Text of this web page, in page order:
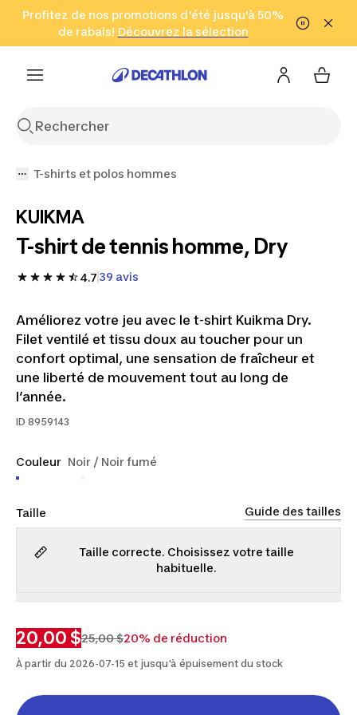
Aller à la recherche Aller au contenu Aller au pied de
Profitez de nos promotions d'été jusqu'à 50%
de rabais! Découvrez la sélection
Cliquez ici
en seulement 2 h!
(Zones sélectionnées)
T-shirts et polos hommes
KUIKMA
T-shirt de tennis homme, Dry
4.7 39 avis
Améliorez votre jeu avec le t-shirt Kuikma Dry.
Filet ventilé et tissu doux au toucher pour un
confort optimal, une sensation de fraîcheur et
une liberté de mouvement tout au long de
l’année.
ID 8959143
Couleur Noir / Noir fumé
Taille Guide des tailles
Taille correcte. Choisissez votre taille
habituelle.
20,00 $25,00 $20% de réduction
À partir du 2026-07-15 et jusqu'à épuisement du stock